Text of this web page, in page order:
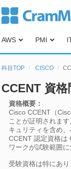
AWS PMI
科目TOP CISCO
CCENT 資格
資格概要：
Cisco CCENT（
ことが証明されま
キュリティを含め
CCENT 認定資格は
ワークが試験範囲に
受験資格は特にあり